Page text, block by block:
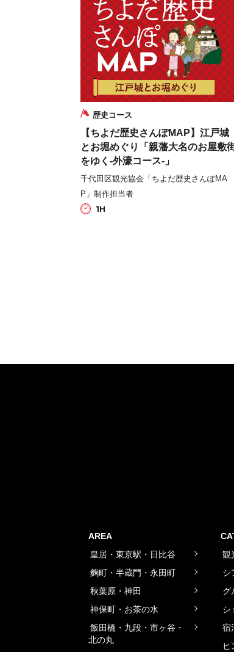
歴史コース
【ちよだ歴史さんぽMAP】江戸城
とお堀めぐり「親藩大名のお屋敷
をゆく-外濠コース-」
千代田区観光協会「ちよだ歴史さんぽMA
P」制作担当者
1H
AREA
皇居・東京駅・日比谷
麴町・半蔵門・永田町
秋葉原・神田
神保町・お茶の水
飯田橋・九段・市ヶ谷・
北の丸
観
シ
グ
シ
宿
ヒ